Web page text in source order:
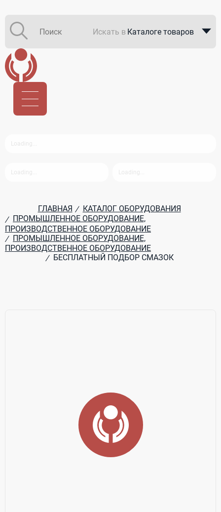
Искать в Каталоге товаров
ГЛАВНАЯ / КАТАЛОГ ОБОРУДОВАНИЯ
/ ПРОМЫШЛЕННОЕ ОБОРУДОВАНИЕ,
ПРОИЗВОДСТВЕННОЕ ОБОРУДОВАНИЕ
/ ПРОМЫШЛЕННОЕ ОБОРУДОВАНИЕ,
ПРОИЗВОДСТВЕННОЕ ОБОРУДОВАНИЕ
/ БЕСПЛАТНЫЙ ПОДБОР СМАЗОК